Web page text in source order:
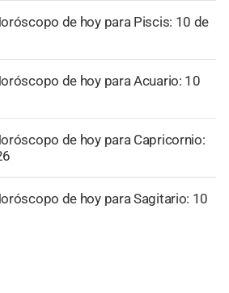
de hoy para Piscis: 10 de
de hoy para Acuario: 10
de hoy para Capricornio:
de hoy para Sagitario: 10